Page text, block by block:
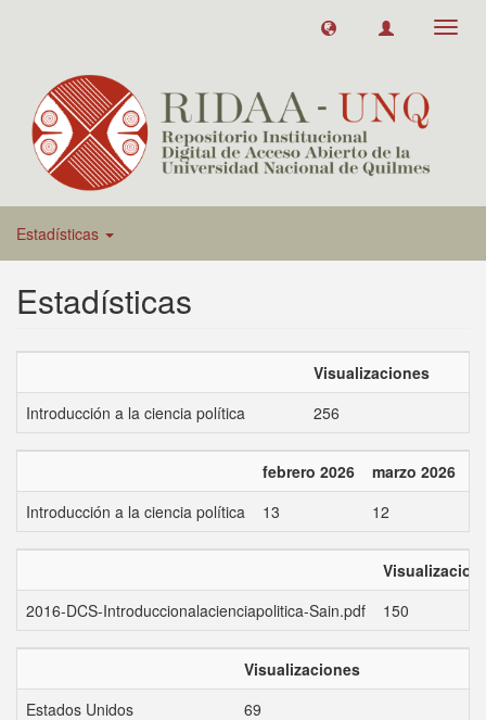
Estadísticas
Estadísticas
Visualizaciones
Introducción a la ciencia política
256
febrero 2026 marzo 2026
Introducción a la ciencia política
13 12
2016-DCS-Introduccionalacienciapolitica-Sain.pdf
150
Visualizaciones
Estados Unidos
69